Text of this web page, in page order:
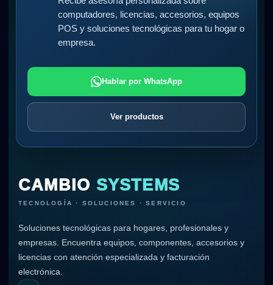
computadores, licencias, accesorios, equipos
POS y soluciones tecnológicas para tu hogar o
empresa.
Hablar por WhatsApp
Ver productos
CAMBIO SYSTEMS
TECNOLOGÍA · SOLUCIONES · SERVICIO
Soluciones tecnológicas para hogares, profesionales y
empresas. Encuentra equipos, componentes, accesorios y
licencias con atención especializada y facturación
electrónica.